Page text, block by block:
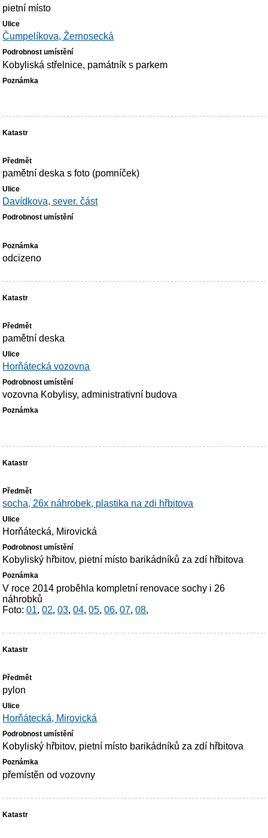
pietní místo
Čumpelíkova, Žernosecká
Kobyliská střelnice, památník s parkem
pamětní deska s foto (pomníček)
Davídkova, sever. část
odcizeno
pamětní deska
Horňátecká vozovna
vozovna Kobylisy, administrativní budova
socha, 26x náhrobek, plastika na zdi hřbitova
Horňátecká, Mirovická
Kobyliský hřbitov, pietní místo barikádníků za zdí hřbitova
V roce 2014 proběhla kompletní renovace sochy i 26
náhrobků
Foto:01,02,03,04,05,06,07,08,
pylon
Horňátecká, Mirovická
Kobyliský hřbitov, pietní místo barikádníků za zdí hřbitova
přemístěn od vozovny